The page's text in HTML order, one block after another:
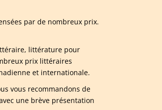
par de nombreux prix.
littérature pour
prix littéraires
et internationale.
vous recommandons de
une brève présentation